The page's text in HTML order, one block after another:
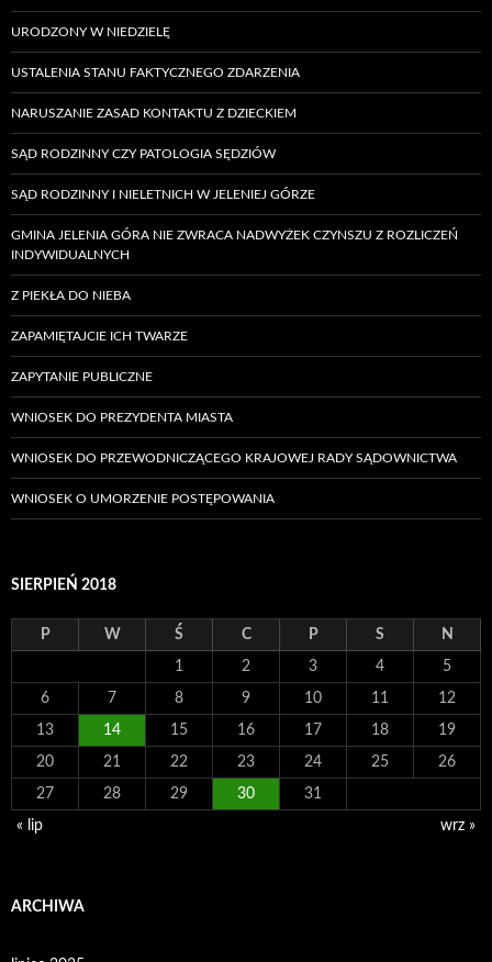
URODZONY W NIEDZIELĘ
USTALENIA STANU FAKTYCZNEGO ZDARZENIA
NARUSZANIE ZASAD KONTAKTU Z DZIECKIEM
SĄD RODZINNY CZY PATOLOGIA SĘDZIÓW
SĄD RODZINNY I NIELETNICH W JELENIEJ GÓRZE
GMINA JELENIA GÓRA NIE ZWRACA NADWYŻEK CZYNSZU Z ROZLICZEŃ
INDYWIDUALNYCH
Z PIEKŁA DO NIEBA
ZAPAMIĘTAJCIE ICH TWARZE
ZAPYTANIE PUBLICZNE
WNIOSEK DO PREZYDENTA MIASTA
WNIOSEK DO PRZEWODNICZĄCEGO KRAJOWEJ RADY SĄDOWNICTWA
WNIOSEK O UMORZENIE POSTĘPOWANIA
SIERPIEŃ 2018
P W Ś C P S N
1 2 3 4 5
6 7 8 9 10 11 12
13 14 15 16 17 18 19
20 21 22 23 24 25 26
27 28 29 30 31
« lip wrz »
ARCHIWA